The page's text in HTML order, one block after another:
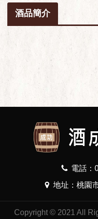
酒品簡介
電話：
地址：桃園
Copyright © 2021 All